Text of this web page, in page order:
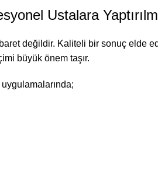
Ustalara
değildir. Kaliteli bir sonuç elde
büyük önem taşır.